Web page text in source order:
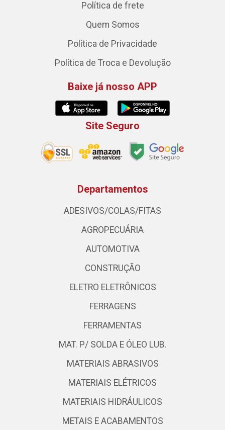
Política de frete
Quem Somos
Política de Privacidade
Política de Troca e Devolução
Baixe já nosso APP
Site Seguro
Departamentos
ADESIVOS/COLAS/FITAS
AGROPECUÁRIA
AUTOMOTIVA
CONSTRUÇÃO
ELETRO ELETRÔNICOS
FERRAGENS
FERRAMENTAS
MAT. P/ SOLDA E ÓLEO LUB.
MATERIAIS ABRASIVOS
MATERIAIS ELÉTRICOS
MATERIAIS HIDRÁULICOS
METAIS E ACABAMENTOS